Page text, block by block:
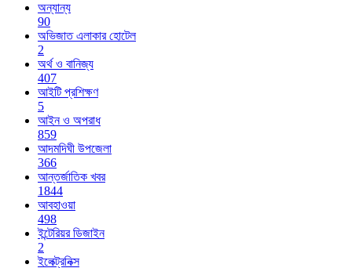
অন্যান্য
90
অভিজাত এলাকার হোটেল
2
অর্থ ও বানিজ্য
407
আইটি প্রশিক্ষণ
5
আইন ও অপরাধ
859
আদমদিঘী উপজেলা
366
আন্তর্জাতিক খবর
1844
আবহাওয়া
498
ইন্টেরিয়র ডিজাইন
2
ইলেক্ট্রনিক্স